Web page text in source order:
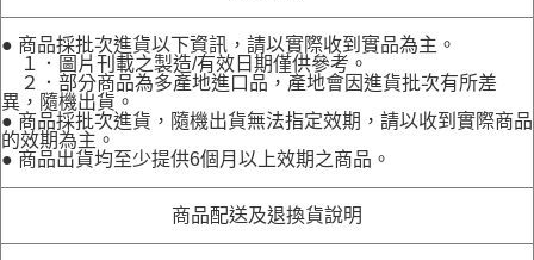
● 商品採批次進貨以下資訊，請以實際收到實品為主。
１．圖片刊載之製造/有效日期僅供參考。
２．部分商品為多產地進口品，產地會因進貨批次有所差
異，隨機出貨。
● 商品採批次進貨，隨機出貨無法指定效期，請以收到實際商品
的效期為主。
● 商品出貨均至少提供6個月以上效期之商品。
商品配送及退換貨說明